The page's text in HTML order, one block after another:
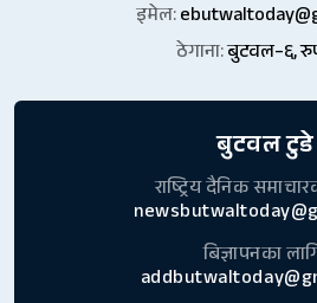
इमेल:
ठेगाना:बुटवल–६,
बुटवल टुडे
राष्ट्रिय दैनिक
बिज्ञापनका